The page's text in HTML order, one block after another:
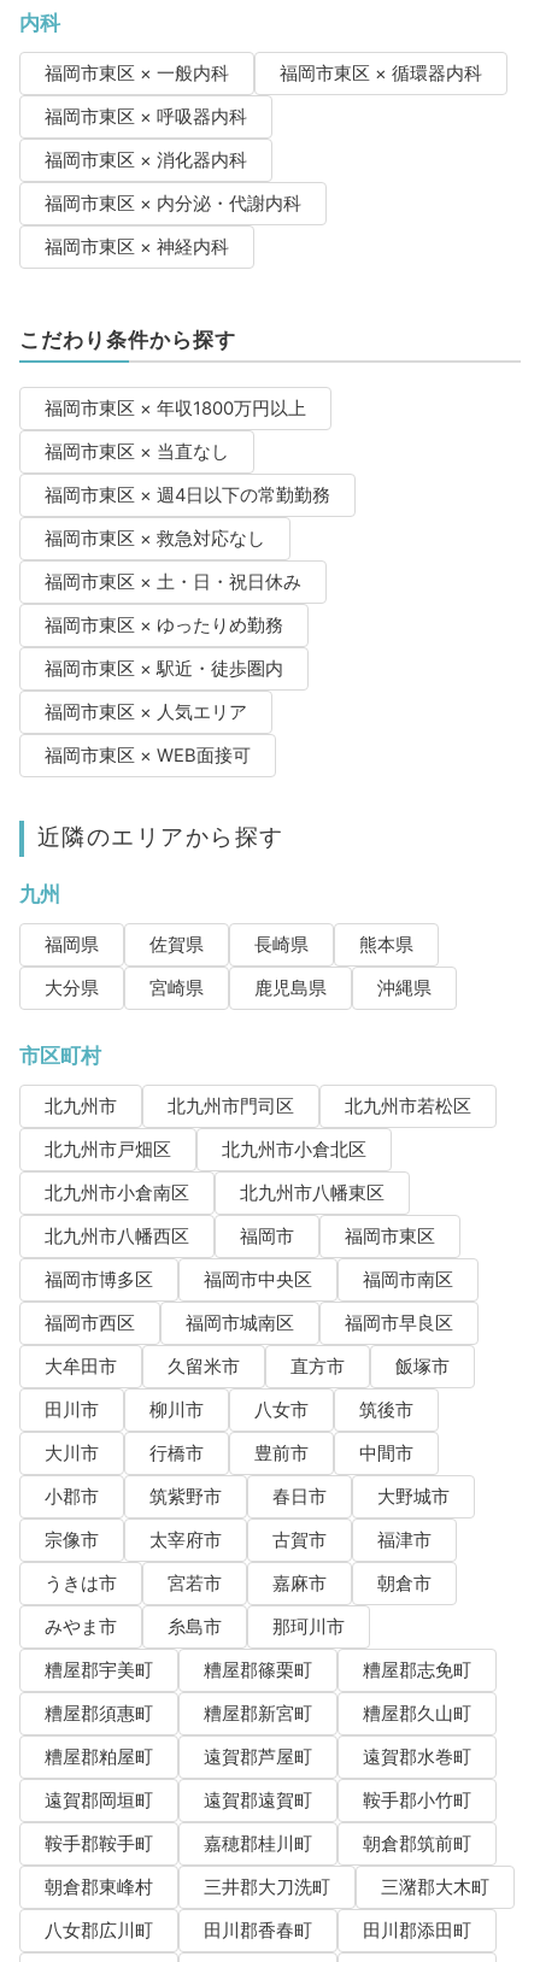
内科
福岡市東区 × 一般内科
福岡市東区 × 循環器内科
福岡市東区 × 呼吸器内科
福岡市東区 × 消化器内科
福岡市東区 × 内分泌・代謝内科
福岡市東区 × 神経内科
こだわり条件から探す
福岡市東区 × 年収1800万円以上
福岡市東区 × 当直なし
福岡市東区 × 週4日以下の常勤勤務
福岡市東区 × 救急対応なし
福岡市東区 × 土・日・祝日休み
福岡市東区 × ゆったりめ勤務
福岡市東区 × 駅近・徒歩圏内
福岡市東区 × 人気エリア
福岡市東区 × WEB面接可
近隣のエリアから探す
九州
福岡県 佐賀県 長崎県
熊本県
大分県
宮崎県 鹿児島県 沖縄県
市区町村
北九州市 北九州市門司区
北九州市若松区
北九州市戸畑区
北九州市小倉北区
北九州市小倉南区
北九州市八幡東区
北九州市八幡西区
福岡市
福岡市東区
福岡市博多区
福岡市中央区
福岡市南区
福岡市西区
福岡市城南区
福岡市早良区
大牟田市
久留米市 直方市
飯塚市
田川市
柳川市 八女市
筑後市
大川市
行橋市 豊前市
中間市
小郡市
筑紫野市 春日市
大野城市
宗像市
太宰府市 古賀市
福津市
うきは市
宮若市 嘉麻市
朝倉市
みやま市
糸島市
那珂川市
糟屋郡宇美町
糟屋郡篠栗町
糟屋郡志免町
糟屋郡須惠町
糟屋郡新宮町
糟屋郡久山町
糟屋郡粕屋町
遠賀郡芦屋町
遠賀郡水巻町
遠賀郡岡垣町
遠賀郡遠賀町
鞍手郡小竹町
鞍手郡鞍手町
嘉穂郡桂川町
朝倉郡筑前町
朝倉郡東峰村
三井郡大刀洗町
三潴郡大木町
八女郡広川町
田川郡香春町
田川郡添田町